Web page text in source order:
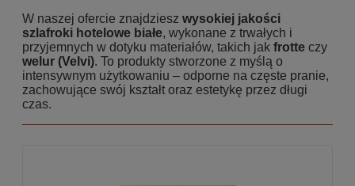
W naszej ofercie znajdziesz wysokiej jakości
szlafroki hotelowe białe, wykonane z trwałych i
przyjemnych w dotyku materiałów, takich jak frotte czy
welur (Velvi). To produkty stworzone z myślą o
intensywnym użytkowaniu – odporne na częste pranie,
zachowujące swój kształt oraz estetykę przez długi
czas.